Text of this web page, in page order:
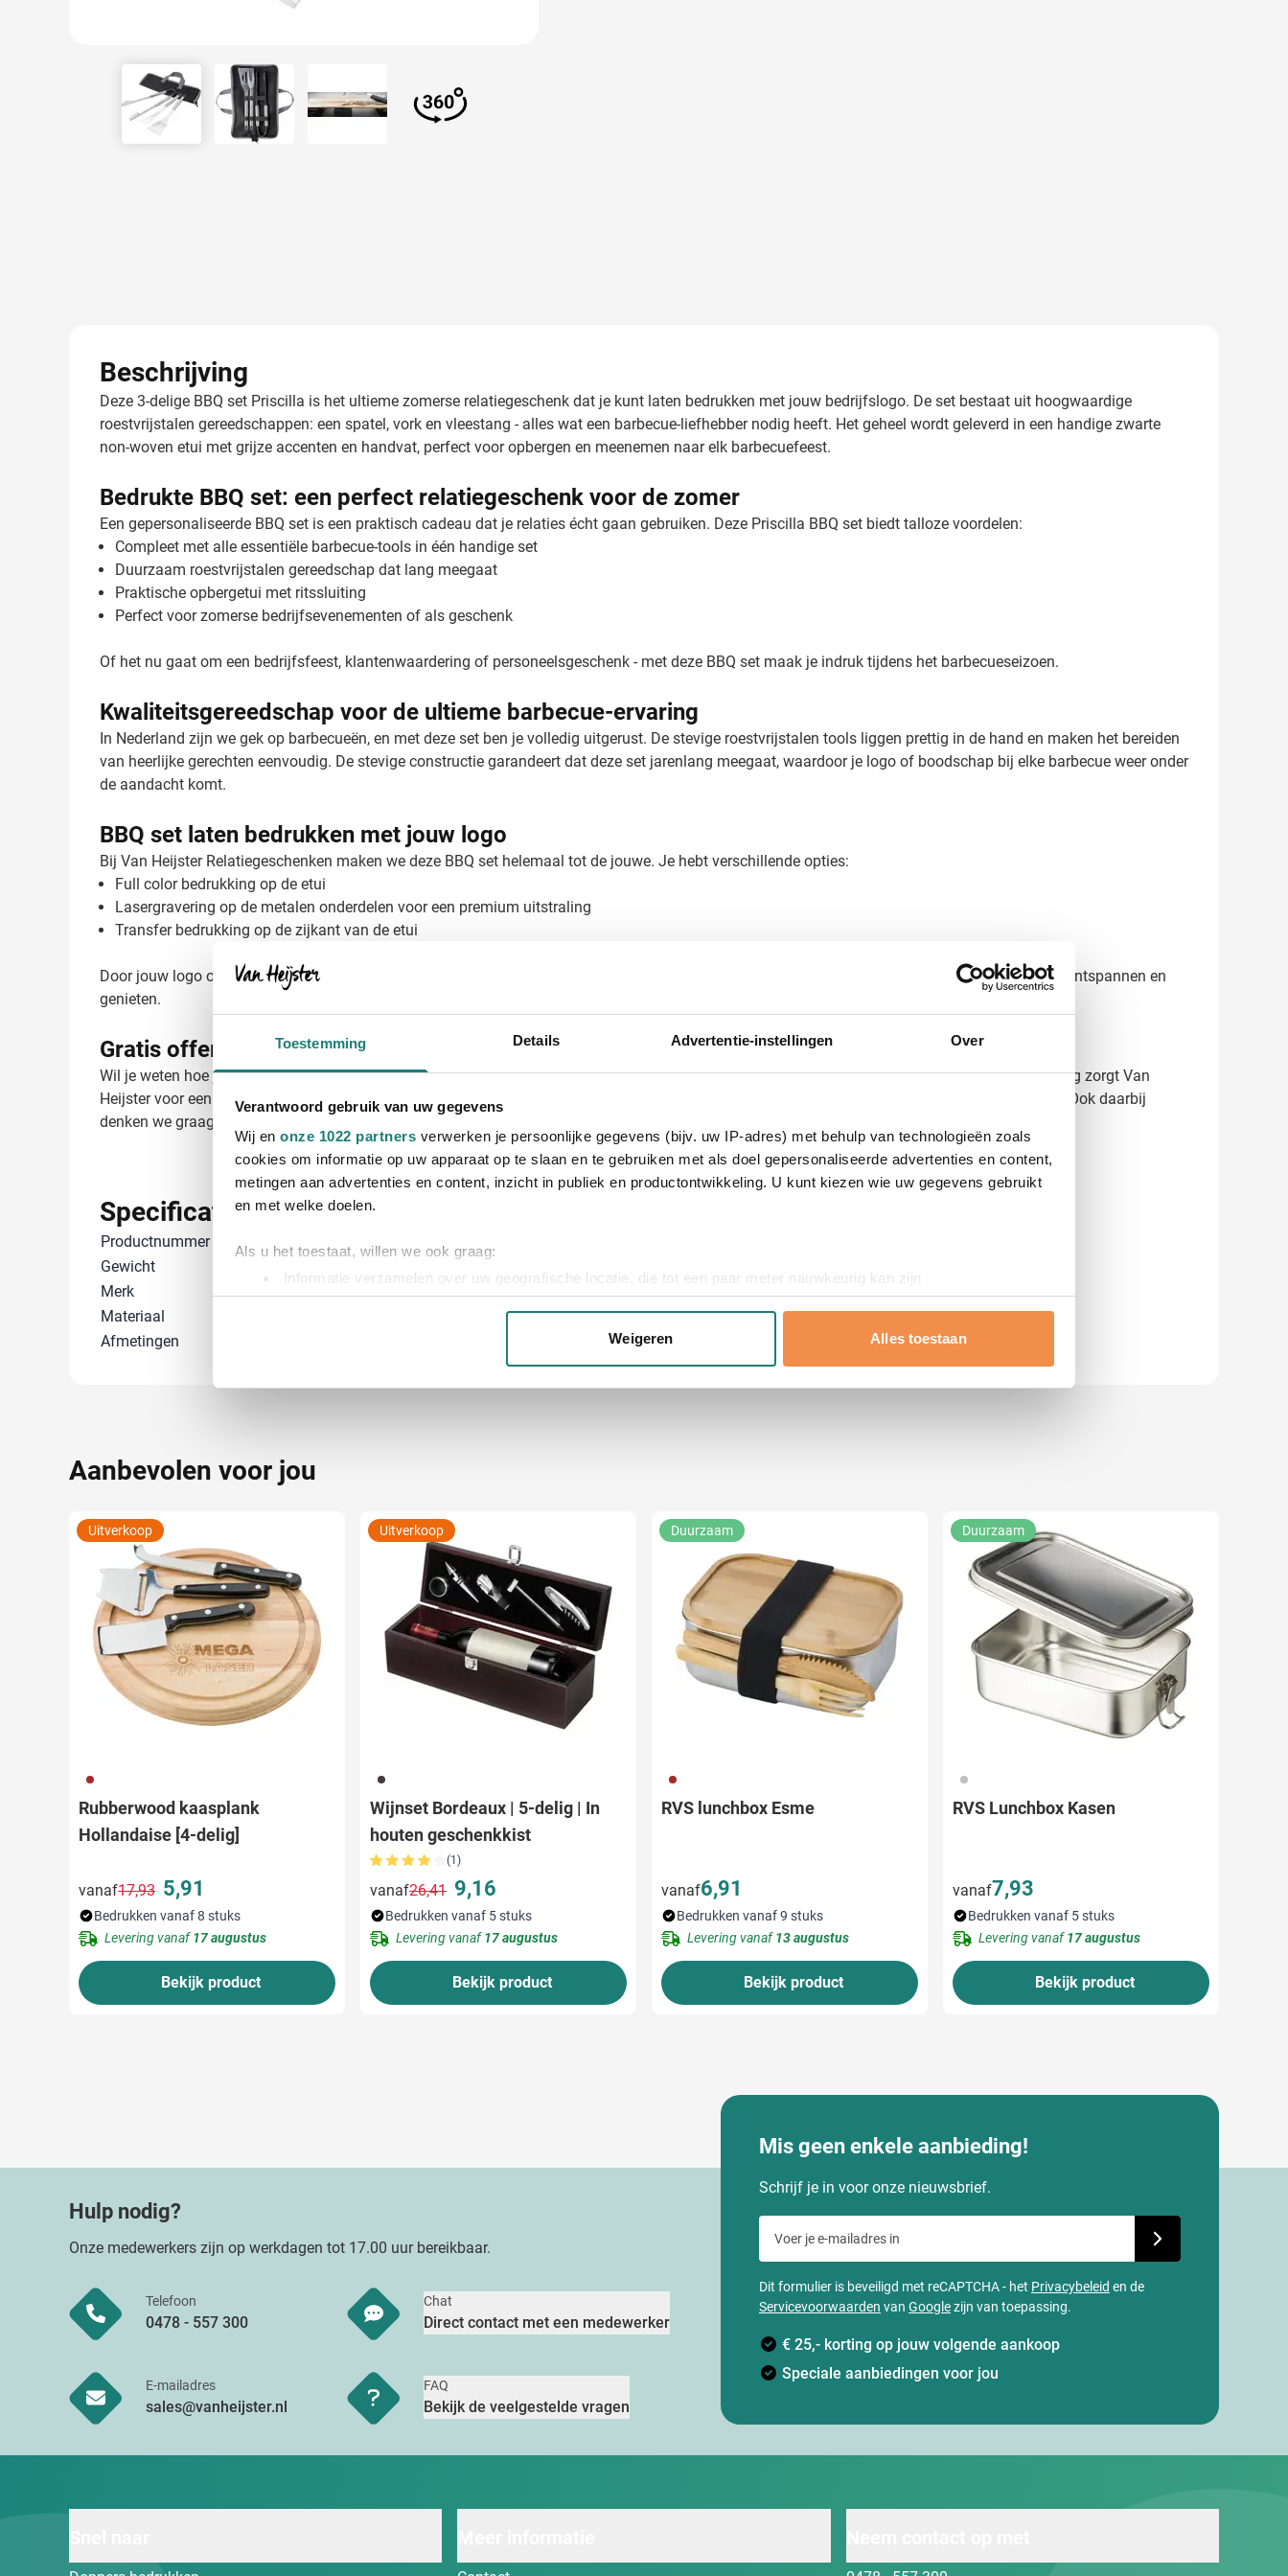
Toestemming Details Advertentie-instellingen Over
Verantwoord gebruik van uw gegevens
Wij en onze 1022 partners verwerken je persoonlijke gegevens (bijv. uw IP-adres) met behulp van technologieën zoals
cookies om informatie op uw apparaat op te slaan en te gebruiken met als doel gepersonaliseerde advertenties en content,
metingen aan advertenties en content, inzicht in publiek en productontwikkeling. U kunt kiezen wie uw gegevens gebruikt
en met welke doelen.
Als u het toestaat, willen we ook graag:
Informatie verzamelen over uw geografische locatie, die tot een paar meter nauwkeurig kan zijn
Uw apparaat identificeren door het actief te scannen op specifieke eigenschappen (fingerprinting)
toestemming op elk moment wijzigen of intrekken in de Cookieverklaring.
verstrekt of die ze hebben verzameld op basis van uw gebruik van hun services.
Weigeren Alles toestaan
View larger imageView larger image
Beschrijving
Deze 3-delige BBQ set Priscilla is het ultieme zomerse relatiegeschenk dat je kunt laten bedrukken met jouw bedrijfslogo. De set bestaat uit hoogwaardige
roestvrijstalen gereedschappen: een spatel, vork en vleestang - alles wat een barbecue-liefhebber nodig heeft. Het geheel wordt geleverd in een handige zwarte
non-woven etui met grijze accenten en handvat, perfect voor opbergen en meenemen naar elk barbecuefeest.
Bedrukte BBQ set: een perfect relatiegeschenk voor de zomer
Een gepersonaliseerde BBQ set is een praktisch cadeau dat je relaties écht gaan gebruiken. Deze Priscilla BBQ set biedt talloze voordelen:
Compleet met alle essentiële barbecue-tools in één handige set
Duurzaam roestvrijstalen gereedschap dat lang meegaat
Praktische opbergetui met ritssluiting
Perfect voor zomerse bedrijfsevenementen of als geschenk
Of het nu gaat om een bedrijfsfeest, klantenwaardering of personeelsgeschenk - met deze BBQ set maak je indruk tijdens het barbecueseizoen.
Kwaliteitsgereedschap voor de ultieme barbecue-ervaring
In Nederland zijn we gek op barbecueën, en met deze set ben je volledig uitgerust. De stevige roestvrijstalen tools liggen prettig in de hand en maken het bereiden
van heerlijke gerechten eenvoudig. De stevige constructie garandeert dat deze set jarenlang meegaat, waardoor je logo of boodschap bij elke barbecue weer onder
de aandacht komt.
BBQ set laten bedrukken met jouw logo
Bij Van Heijster Relatiegeschenken maken we deze BBQ set helemaal tot de jouwe. Je hebt verschillende opties:
Full color bedrukking op de etui
Lasergravering op de metalen onderdelen voor een premium uitstraling
Transfer bedrukking op de zijkant van de etui
Door jouw logo op deze veelgebruikte zomerartikelen te plaatsen, creëer je een blijvende herinnering bij je relaties, precies op het moment dat ze ontspannen en
genieten.
Gratis offerte op maat van je bedrukte BBQ set
Wil je weten hoe jouw logo eruitziet op deze BBQ set Priscilla? Vraag een gratis digitaal voorbeeld aan voordat je bestelt. Met ruim 45 jaar ervaring zorgt Van
Heijster voor een perfect resultaat. Neem contact met ons op voor een offerte op maat of voor meer informatie over levertijden. Grote aantallen? Ook daarbij
denken we graag met je mee!
Specificaties
Productnummer
Gewicht
Merk
Materiaal
Non-woven 90 g/m2, RVS 430
Afmetingen
Aanbevolen voor jou
011
Rubberwood kaasplank
Hollandaise [4-delig]
vanaf
Normale prijs
17,93 5,91
Uitverkoop
Bedrukken vanaf 8 stuks
Levering vanaf17 augustus
Bekijk product
011
Wijnset Bordeaux | 5-delig | In
houten geschenkkist
(1)
vanaf
Normale prijs
26,41 9,16
Uitverkoop
Bedrukken vanaf 5 stuks
Levering vanaf17 augustus
Bekijk product
011
RVS lunchbox Esme
vanaf6,91
Duurzaam
Bedrukken vanaf 9 stuks
Levering vanaf13 augustus
Bekijk product
032
RVS Lunchbox Kasen
vanaf7,93
Duurzaam
Bedrukken vanaf 5 stuks
Levering vanaf17 augustus
Bekijk product
Hulp nodig?
Onze medewerkers zijn op werkdagen tot 17.00 uur bereikbaar.
Telefoon
0478 - 557 300
Chat
Direct contact met een medewerker
E-mailadres
sales@vanheijster.nl
FAQ
Bekijk de veelgestelde vragen
Mis geen enkele aanbieding!
Schrijf je in voor onze nieuwsbrief.
Dit formulier is beveiligd met reCAPTCHA - het Privacybeleid en de
Servicevoorwaarden van Googlezijn van toepassing.
€ 25,- korting op jouw volgende aankoop
Speciale aanbiedingen voor jou